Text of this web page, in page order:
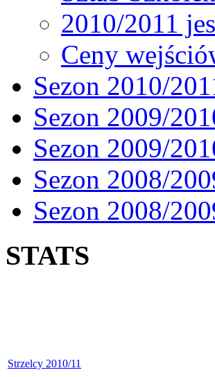
2010/2011
Ceny
Sezon 2010/
Sezon 2009/
Sezon 2009/
Sezon 2008/
Sezon 2008/
STATS
Strzelcy 2010/11